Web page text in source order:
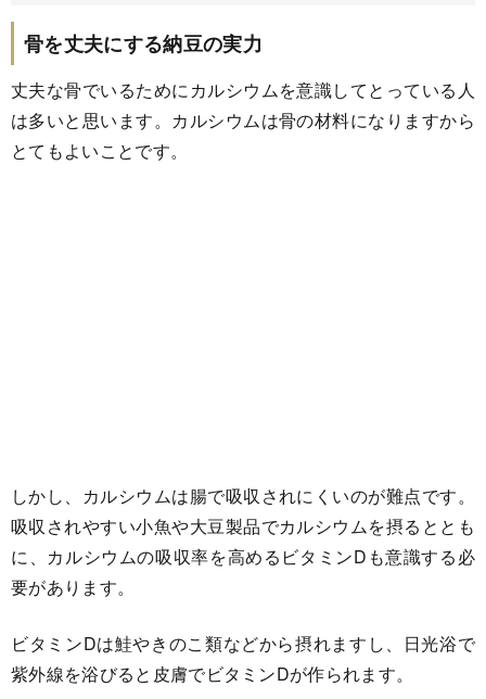
骨を丈夫にする納豆の実力
丈夫な骨でいるためにカルシウムを意識してとっている人
は多いと思います。カルシウムは骨の材料になりますから
とてもよいことです。
しかし、カルシウムは腸で吸収されにくいのが難点です。
吸収されやすい小魚や大豆製品でカルシウムを摂るととも
に、カルシウムの吸収率を高めるビタミンDも意識する必
要があります。
ビタミンDは鮭やきのこ類などから摂れますし、日光浴で
紫外線を浴びると皮膚でビタミンDが作られます。